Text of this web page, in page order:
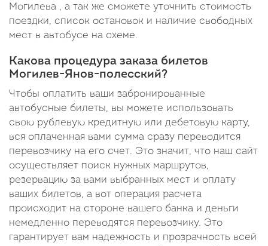
Могилева , а так же сможете уточнить стоимость
поездки, список остановок и наличие свободных
мест в автобусе на схеме.
Какова процедура заказа билетов
Могилев-Янов-полесский?
Чтобы оплатить ваши забронированные
автобусные билеты, вы можете использовать
свою рублевую кредитную или дебетовую карту,
вся оплаченная вами сумма сразу переводится
перевозчику на его счет. Это значит, что наш сайт
осуществляет поиск нужных маршрутов,
резервацию за вами выбранных мест и оплату
ваших билетов, а вот операция расчета
происходит на стороне вашего банка и деньги
немедленно переводятся перевозчику. Это
гарантирует вам надежность и прозрачность всей